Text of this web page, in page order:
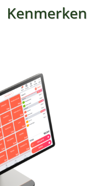
Kenmerken